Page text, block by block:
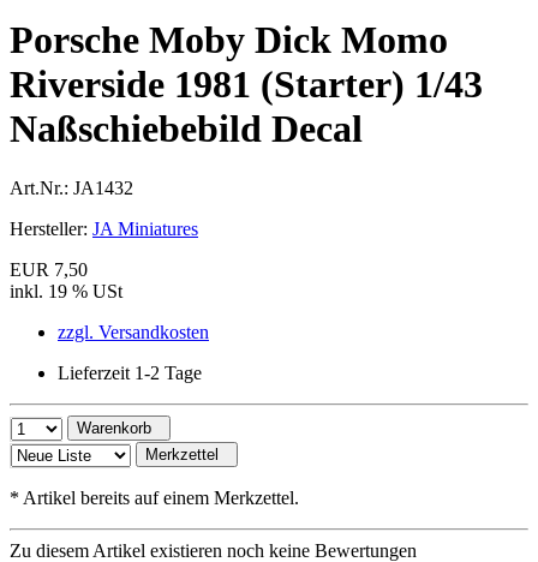
Porsche Moby Dick Momo
Riverside 1981 (Starter) 1/43
Naßschiebebild Decal
Art.Nr.: JA1432
Hersteller: JA Miniatures
EUR 7,50
inkl. 19 % USt
zzgl. Versandkosten
Lieferzeit 1-2 Tage
Warenkorb
Merkzettel
* Artikel bereits auf einem Merkzettel.
Zu diesem Artikel existieren noch keine Bewertungen